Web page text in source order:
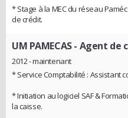
* Stage à la MEC du réseau
de crédit.
UM PAMECAS- Agent de
2012 - maintenant
* Service Comptabilité : Assistant
* Initiation au logiciel SAF &
la caisse.